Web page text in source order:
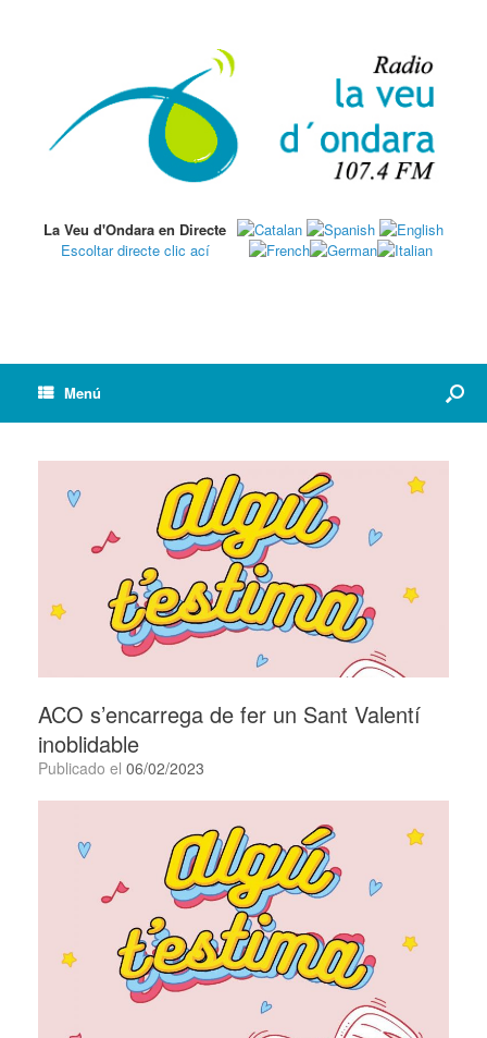
La Veu d'Ondara en Directe
Escoltar directe clic ací
Menú
ACO s’encarrega de fer un Sant Valentí
inoblidable
Publicado el 06/02/2023